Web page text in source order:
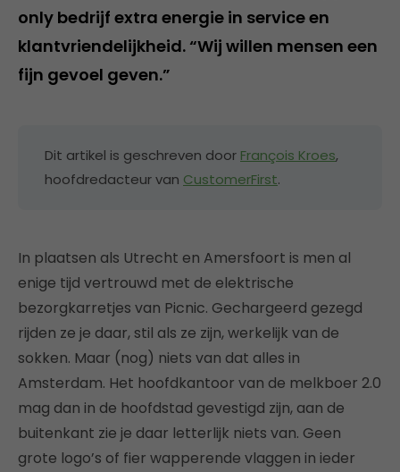
only bedrijf extra energie in service en
klantvriendelijkheid. “Wij willen mensen een
fijn gevoel geven.”
Dit artikel is geschreven door François Kroes,
hoofdredacteur van CustomerFirst.
In plaatsen als Utrecht en Amersfoort is men al
enige tijd vertrouwd met de elektrische
bezorgkarretjes van Picnic. Gechargeerd gezegd
rijden ze je daar, stil als ze zijn, werkelijk van de
sokken. Maar (nog) niets van dat alles in
Amsterdam. Het hoofdkantoor van de melkboer 2.0
mag dan in de hoofdstad gevestigd zijn, aan de
buitenkant zie je daar letterlijk niets van. Geen
grote logo’s of fier wapperende vlaggen in ieder